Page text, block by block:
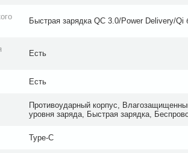
Быстрая зарядка QC 3.0/Power Delivery/Qi
Есть
Есть
Противоударный корпус,
уровня заряда, Быстрая зарядка,
Type-C